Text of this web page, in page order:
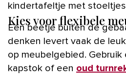
kindertafeltje met
Kies voor flexibele
Een beetje buiten de
denken levert vaak de
op meubelgebied. Gebruik
kapstok of een oud